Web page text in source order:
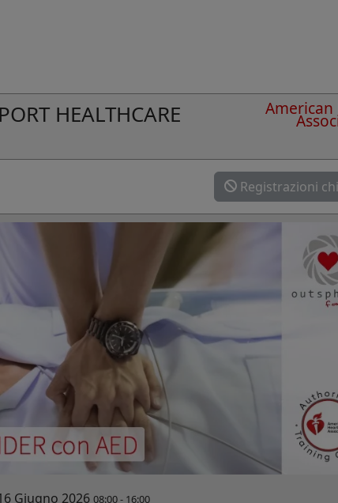
HEALTHCARE
Registrazioni
Giugno 2026 08:00- 16:00